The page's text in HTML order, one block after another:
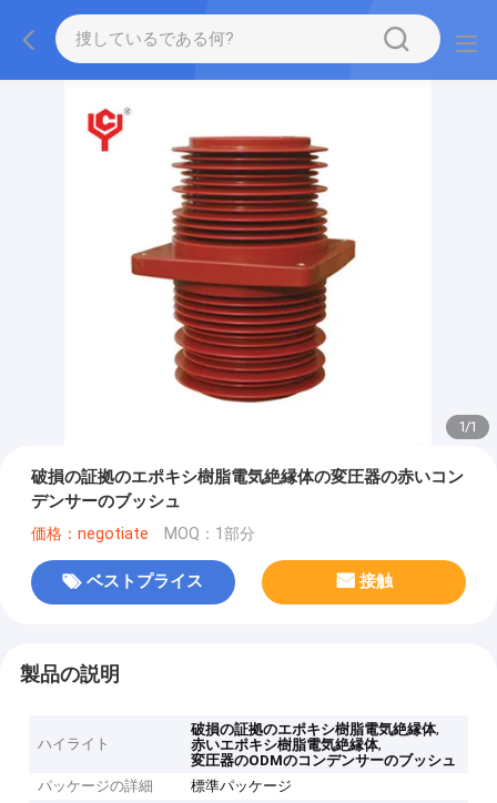
1/1
破損の証拠のエポキシ樹脂電気絶縁体の変圧器の赤いコン
デンサーのブッシュ
価格：negotiate MOQ：1部分
ベストプライス 接触
製品の説明
ハイライト
破損の証拠のエポキシ樹脂電気絶縁体,
赤いエポキシ樹脂電気絶縁体,
変圧器のODMのコンデンサーのブッシュ
パッケージの詳細
標準パッケージ